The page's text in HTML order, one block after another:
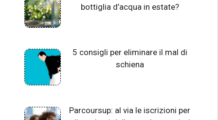
bottiglia d’acqua in estate?
5 consigli per eliminare il mal di
schiena
Parcoursup: al via le iscrizioni per